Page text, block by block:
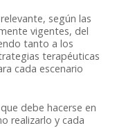
según las
vigentes, del
tanto a los
terapéuticas
cada escenario
debe hacerse en
realizarlo y cada